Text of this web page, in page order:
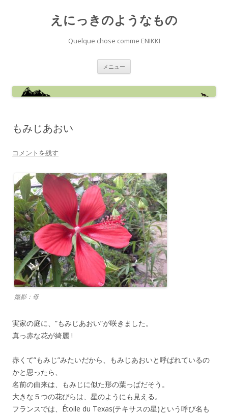
えにっきのようなもの
Quelque chose comme ENIKKI
メニュー
ン
へ
もみじあおい
コメントを残す
撮影：母
実家の庭に、”もみじあおい”が咲きました。
真っ赤な花が綺麗 !
赤くて”もみじ”みたいだから、もみじあおいと呼ばれているの
かと思ったら、
名前の由来は、もみじに似た形の葉っぱだそう。
大きな５つの花びらは、星のようにも見える。
フランスでは、Étoile du Texas(テキサスの星)という呼び名も